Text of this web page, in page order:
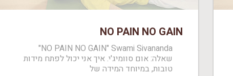
NO PAIN NO GAIN
NO PAIN NO GAIN" Swami Sivananda"
שאלה: אום סוומיג'י. איך אני יכול לפתח מידות
טובות, במיוחד המידה של